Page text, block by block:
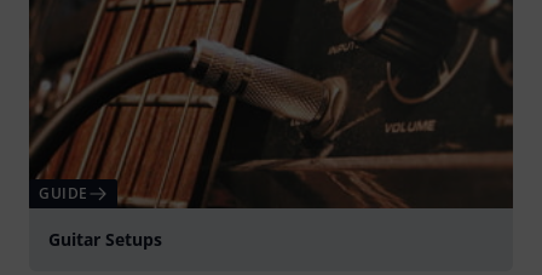
GUIDE
Guitar Setups